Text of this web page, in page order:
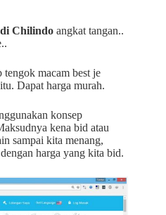
Chilindo angkat tangan..
macam best je
Dapat harga murah.
konsep
kena bid atau
sampai kita menang,
harga yang kita bid.